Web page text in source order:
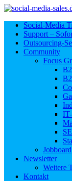
Social-Media
Support –
Outsourcing-
Community
Focus
Jobboard
Newsletter
Weitere
Kontakt